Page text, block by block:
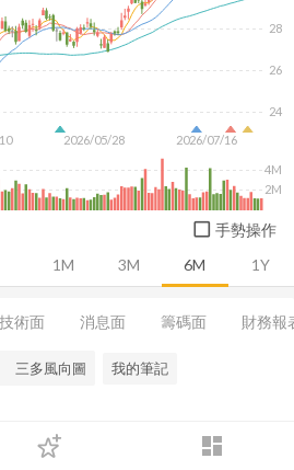
dashboard
下單
1M 3M 6M 1Y
2026/05/28 2026/07/16
24
26
28
2M
4M
手勢操作
技術面 消息面 籌碼面 財務報
三多風向圖 我的筆記